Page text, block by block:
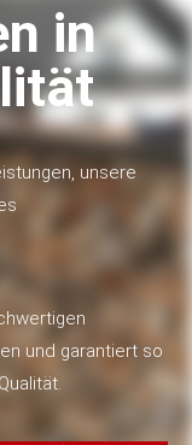
in
unsere
und garantiert so